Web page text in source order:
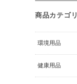
商品カテゴリ
環境用品
健康用品